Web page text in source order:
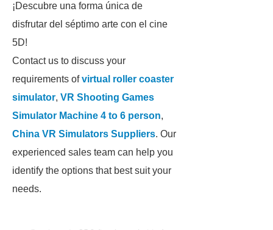
¡Descubre una forma única de
disfrutar del séptimo arte con el cine
5D!
Contact us to discuss your
requirements ofvirtual roller coaster
simulator, VR Shooting Games
Simulator Machine 4 to 6 person,
China VR Simulators Suppliers. Our
experienced sales team can help you
identify the options that best suit your
needs.